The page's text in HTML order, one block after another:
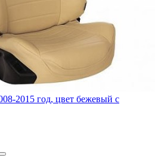
2015 год, цвет бежевый с